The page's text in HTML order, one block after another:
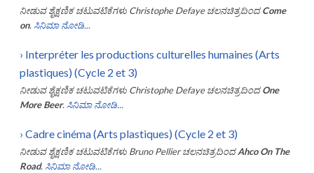
ನೀಡುವ ಶೈಕ್ಷಣಿಕ ಚಟುವಟಿಕೆಗಳು Christophe Defaye ಚಲನಚಿತ್ರದಿಂದ Come
on. ಸಿನಿಮಾ ನೋಡಿ...
› Interpréter les productions culturelles humaines (Arts
plastiques) (Cycle 2 et 3)
ನೀಡುವ ಶೈಕ್ಷಣಿಕ ಚಟುವಟಿಕೆಗಳು Christophe Defaye ಚಲನಚಿತ್ರದಿಂದ One
More Beer. ಸಿನಿಮಾ ನೋಡಿ...
› Cadre cinéma (Arts plastiques) (Cycle 2 et 3)
ನೀಡುವ ಶೈಕ್ಷಣಿಕ ಚಟುವಟಿಕೆಗಳು Bruno Pellier ಚಲನಚಿತ್ರದಿಂದ Ahco On The
Road. ಸಿನಿಮಾ ನೋಡಿ...